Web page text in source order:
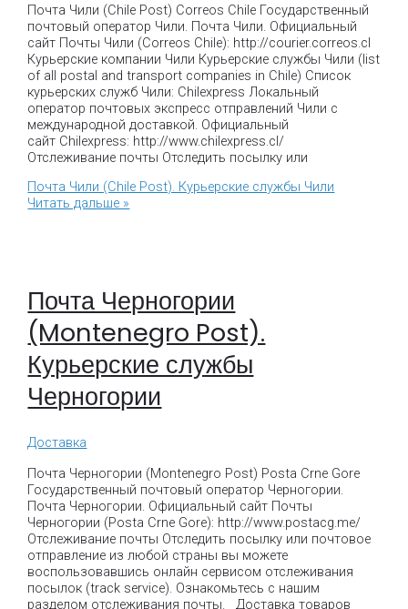
Почта Чили (Chile Post) Correos Chile Государственный
почтовый оператор Чили. Почта Чили. Официальный
сайт Почты Чили (Correos Chile): http://courier.correos.cl
Курьерские компании Чили Курьерские службы Чили (list
of all postal and transport companies in Chile) Список
курьерских служб Чили: Chilexpress Локальный
оператор почтовых экспресс отправлений Чили с
международной доставкой. Официальный
сайт Chilexpress: http://www.chilexpress.cl/
Отслеживание почты Отследить посылку или
Почта Чили (Chile Post). Курьерские службы Чили
Читать дальше »
Почта Черногории
(Montenegro Post).
Курьерские службы
Черногории
Доставка
Почта Черногории (Montenegro Post) Posta Crne Gore
Государственный почтовый оператор Черногории.
Почта Черногории. Официальный сайт Почты
Черногории (Posta Crne Gore): http://www.postacg.me/
Отслеживание почты Отследить посылку или почтовое
отправление из любой страны вы можете
воспользовавшись онлайн сервисом отслеживания
посылок (track service). Ознакомьтесь с нашим
разделом отслеживания почты. Доставка товаров